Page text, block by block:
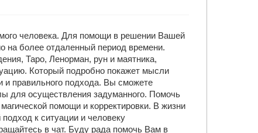
человека. Для помощи в решении Вашей
на более отдаленный период времени.
Таро, Ленорман, рун и маятника,
Который подробно покажет мысли
и правильного подхода. Вы сможете
для осуществления задуманного. Помочь
помощи и корректировки. В жизни
к ситуации и человеку
в чат. Буду рада помочь Вам в